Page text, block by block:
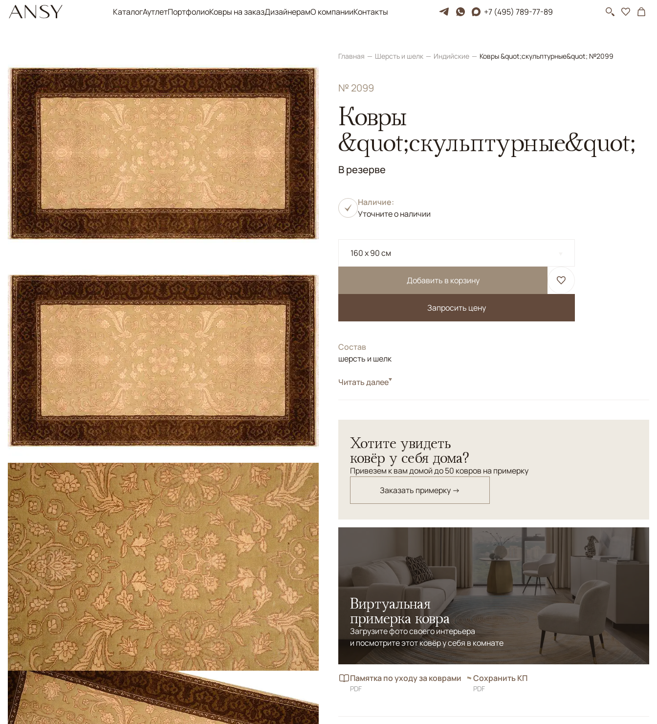
КаталогАутлетПортфолиоКовры на заказДизайнерамО компанииКонтакты +7 (495) 789-77-89
Главная Шерсть и шелк Индийские Ковры &quot;скульптурные&quot; №2099
№ 2099
Ковры
&quot;скульптурные&quot;
В резерве
Наличие:
Уточните о наличии
160 x 90 см
Добавить в корзину
Запросить цену
Состав
шерсть и шелк
Читать далее
Хотите увидеть
ковёр у себя дома?
Привезем к вам домой до 50 ковров на примерку
Заказать примерку →
Виртуальная
примерка ковра
Загрузите фото своего интерьера
и посмотрите этот ковёр у себя в комнате
Памятка по уходу за коврами
PDF
Сохранить КП
PDF